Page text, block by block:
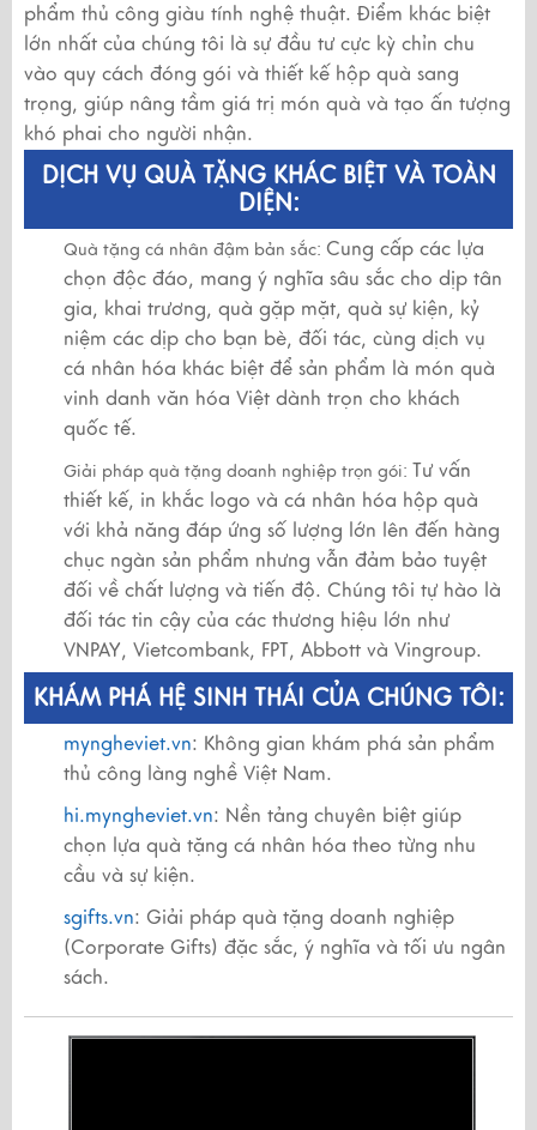
phẩm thủ công giàu tính nghệ thuật. Điểm khác biệt
lớn nhất của chúng tôi là sự đầu tư cực kỳ chỉn chu
vào quy cách đóng gói và thiết kế hộp quà sang
trọng, giúp nâng tầm giá trị món quà và tạo ấn tượng
khó phai cho người nhận.
DỊCH VỤ QUÀ TẶNG KHÁC BIỆT VÀ TOÀN
DIỆN:
Quà tặng cá nhân đậm bản sắc: Cung cấp các lựa
chọn độc đáo, mang ý nghĩa sâu sắc cho dịp tân
gia, khai trương, quà gặp mặt, quà sự kiện, kỷ
niệm các dịp cho bạn bè, đối tác, cùng dịch vụ
cá nhân hóa khác biệt để sản phẩm là món quà
vinh danh văn hóa Việt dành trọn cho khách
quốc tế.
Giải pháp quà tặng doanh nghiệp trọn gói: Tư vấn
thiết kế, in khắc logo và cá nhân hóa hộp quà
với khả năng đáp ứng số lượng lớn lên đến hàng
chục ngàn sản phẩm nhưng vẫn đảm bảo tuyệt
đối về chất lượng và tiến độ. Chúng tôi tự hào là
đối tác tin cậy của các thương hiệu lớn như
VNPAY, Vietcombank, FPT, Abbott và Vingroup.
KHÁM PHÁ HỆ SINH THÁI CỦA CHÚNG TÔI:
myngheviet.vn: Không gian khám phá sản phẩm
thủ công làng nghề Việt Nam.
hi.myngheviet.vn: Nền tảng chuyên biệt giúp
chọn lựa quà tặng cá nhân hóa theo từng nhu
cầu và sự kiện.
sgifts.vn: Giải pháp quà tặng doanh nghiệp
(Corporate Gifts) đặc sắc, ý nghĩa và tối ưu ngân
sách.